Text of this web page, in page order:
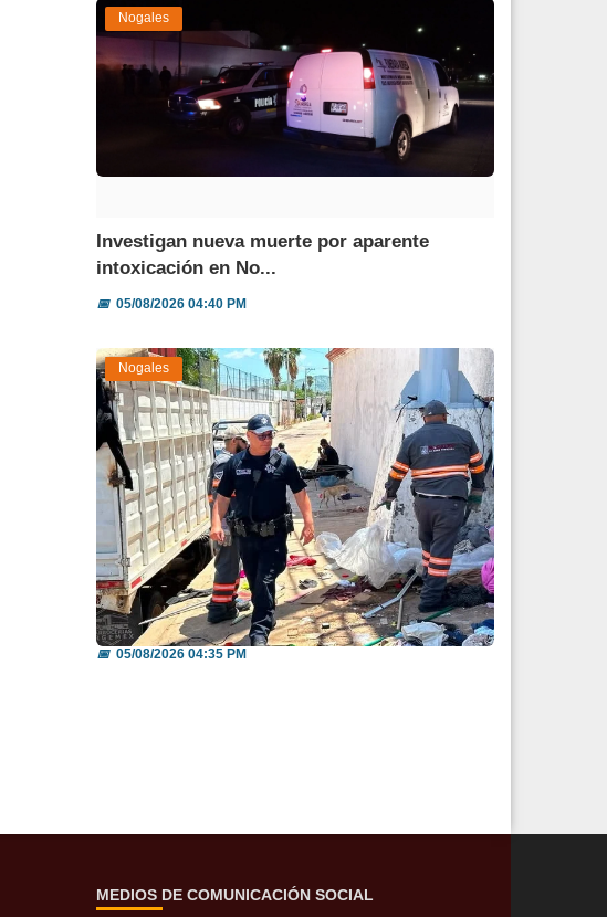
Nogales
Investigan nueva muerte por aparente
intoxicación en No...
📅05/08/2026 04:40 PM
Nogales
Invitan a reportar espacios públicos
invadidos a través...
📅05/08/2026 04:35 PM
MEDIOS DE COMUNICACIÓN SOCIAL